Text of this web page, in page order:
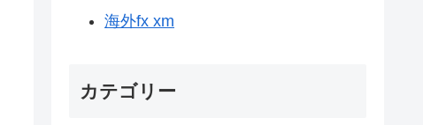
海外fx xm
カテゴリー